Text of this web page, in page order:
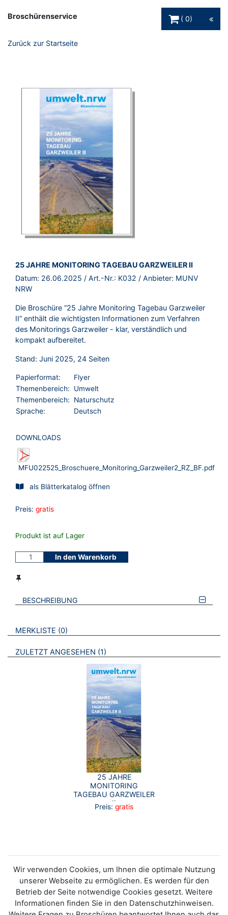
Broschürenservice
0
Zurück zur Startseite
BROSCHÜRE:
25 JAHRE MONITORING TAGEBAU GARZWEILER II
Datum: 26.06.2025 / Art.-Nr.: K032 / Anbieter: MUNV
NRW
Die Broschüre “25 Jahre Monitoring Tagebau Garzweiler
II” enthält die wichtigsten Informationen zum Verfahren
des Monitorings Garzweiler - klar, verständlich und
kompakt aufbereitet.
Stand: Juni 2025, 24 Seiten
Papierformat:
Flyer
Themenbereich:
Umwelt
Themenbereich:
Naturschutz
Sprache:
Deutsch
DOWNLOADS
MFU022525_Broschuere_Monitoring_Garzweiler2_RZ_BF.pdf
als Blätterkatalog öffnen
Preis: gratis
Produkt ist auf Lager
In den Warenkorb
BESCHREIBUNG
VERWEISE AUF VERMERKTE- ODER ZULETZT ANGESEHENE
MERKLISTE 0 BROSCHÜREN
ZULETZT ANGESEHEN 1 BROSCHÜREN
25 JAHRE
MONITORING
TAGEBAU GARZWEILER
II
Preis: gratis
Wir verwenden Cookies, um Ihnen die optimale Nutzung
unserer Webseite zu ermöglichen. Es werden für den
Betrieb der Seite notwendige Cookies gesetzt. Weitere
Informationen finden Sie in den Datenschutzhinweisen.